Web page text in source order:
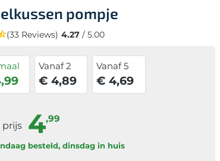
pompje
(33 Reviews) 4.27/ 5.00
Vanaf 2
€ 4,89
Vanaf 5
€ 4,69
prijs 4,99
besteld, dinsdag in huis